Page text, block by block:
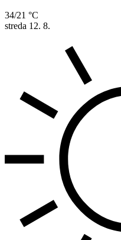
34/21 °C
streda 12. 8.